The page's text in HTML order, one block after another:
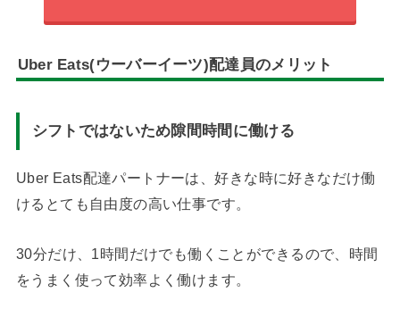
Uber Eats(ウーバーイーツ)配達員のメリット
シフトではないため隙間時間に働ける
Uber Eats配達パートナーは、好きな時に好きなだけ働
けるとても自由度の高い仕事です。
30分だけ、1時間だけでも働くことができるので、時間
をうまく使って効率よく働けます。